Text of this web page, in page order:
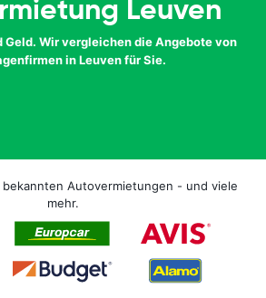
Leuven
Geld. Wir vergleichen die Angebote von
in Leuven für Sie.
Autovermietungen - und viele
mehr.